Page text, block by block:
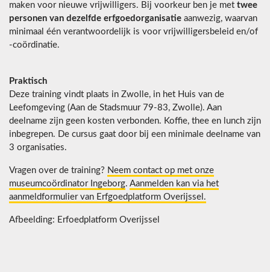
maken voor nieuwe vrijwilligers. Bij voorkeur ben je met twee
personen van dezelfde erfgoedorganisatie aanwezig, waarvan
minimaal één verantwoordelijk is voor vrijwilligersbeleid en/of
-coördinatie.
Praktisch
Deze training vindt plaats in Zwolle, in het Huis van de
Leefomgeving (Aan de Stadsmuur 79-83, Zwolle). Aan
deelname zijn geen kosten verbonden. Koffie, thee en lunch zijn
inbegrepen. De cursus gaat door bij een minimale deelname van
3 organisaties.
Vragen over de training? Neem contact op met onze
museumcoördinator Ingeborg. Aanmelden kan via het
aanmeldformulier van Erfgoedplatform Overijssel.
Afbeelding: Erfoedplatform Overijssel